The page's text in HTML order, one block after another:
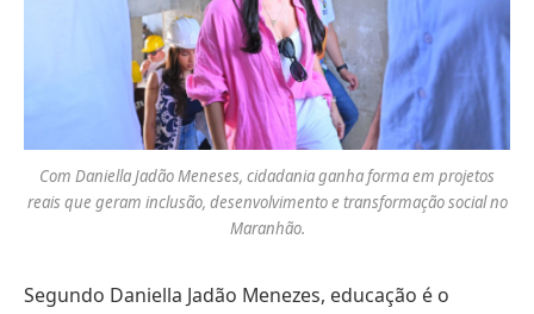
Com Daniella Jadão Meneses, cidadania ganha forma em projetos
reais que geram inclusão, desenvolvimento e transformação social no
Maranhão.
Segundo Daniella Jadão Menezes, educação é o